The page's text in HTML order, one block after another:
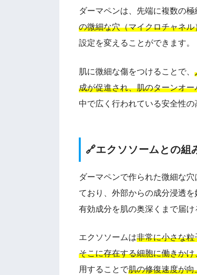
ダーマペンは、先端に複数の
の微細な穴（マイクロチャネ
設定を変えることができます。
肌に微細な傷をつけることで、
成が促進され、肌のターンオ
中で広く行われている安全性の
🔗エクソソームとの組
ダーマペンで作られた微細な穴
ており、外部からの成分浸透を
有効成分を肌の奥深くまで届け
エクソソームは非常に小さな
そこに存在する細胞に働きか
用することで肌の修復速度が